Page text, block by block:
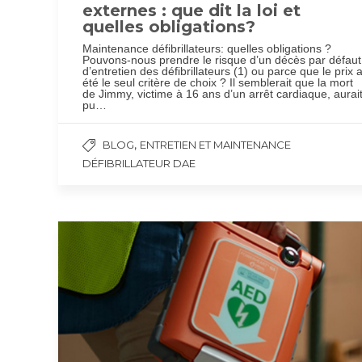
externes : que dit la loi et
quelles obligations?
Maintenance défibrillateurs: quelles obligations ?
Pouvons-nous prendre le risque d’un décès par défaut
d’entretien des défibrillateurs (1) ou parce que le prix a
été le seul critère de choix ? Il semblerait que la mort
de Jimmy, victime à 16 ans d’un arrêt cardiaque, aurait
pu…
BLOG, ENTRETIEN ET MAINTENANCE
DÉFIBRILLATEUR DAE